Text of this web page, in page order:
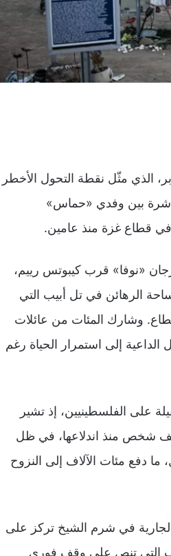
الذي مثّل نقطة التحول الأخطر
بين وفدي «حماس»
في قطاع غزة منذ عامين.
«نوفا» قرب كيبوتس رييم،
إلى ساحة الرهائن في تل أبيب التي
وشارك المئات من عائلات
إلى استمرار الحياة رغم
على الفلسطينيين، إذ تشير
وزارة الصحة في القطاع إلى مقتل أكثر من 67 ألف شخص منذ اندلاعها، في ظل
ما دفع مئات الآلاف إلى النزوح
الجارية في شرم الشيخ تركز على
التي تنص على وقف فوري